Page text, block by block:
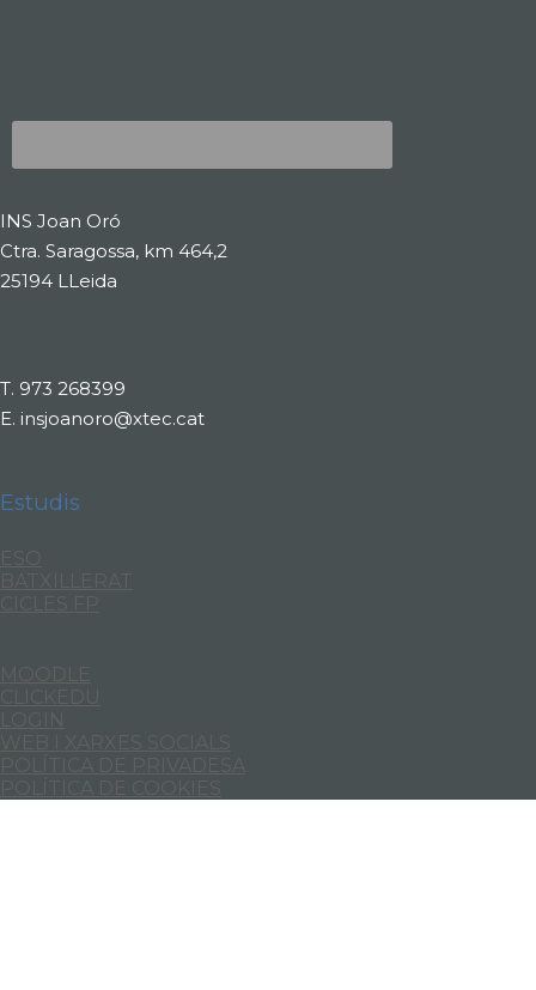
INS Joan Oró
Ctra. Saragossa, km 464,2
25194 LLeida
T. 973 268399
E. insjoanoro@xtec.cat
Estudis
BATXILLERAT
WEB I XARXES SOCIALS